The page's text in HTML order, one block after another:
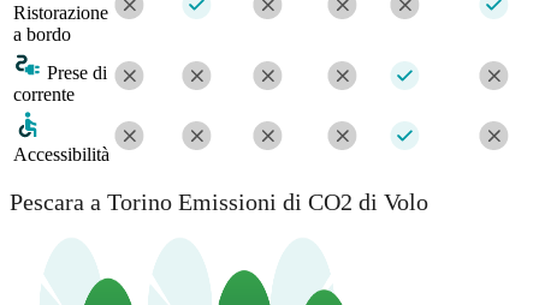
Ristorazione
a bordo
Prese di
corrente
Accessibilità
Pescara a Torino Emissioni di CO2 di Volo